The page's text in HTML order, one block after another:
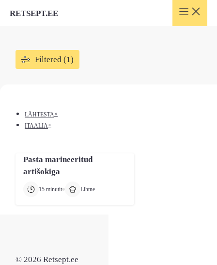
RETSEPT.EE
Filtered (1)
LÄHTESTA×
ITAALIA×
Pasta marineeritud
artišokiga
15 minutit Lihtne
© 2026 Retsept.ee